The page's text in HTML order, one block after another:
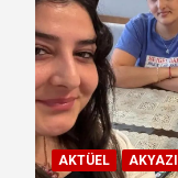
AKTÜEL AKYAZI